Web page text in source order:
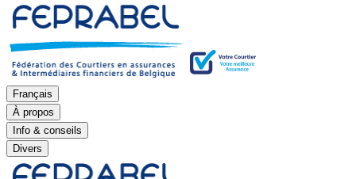
Français
À propos
Info & conseils
Divers